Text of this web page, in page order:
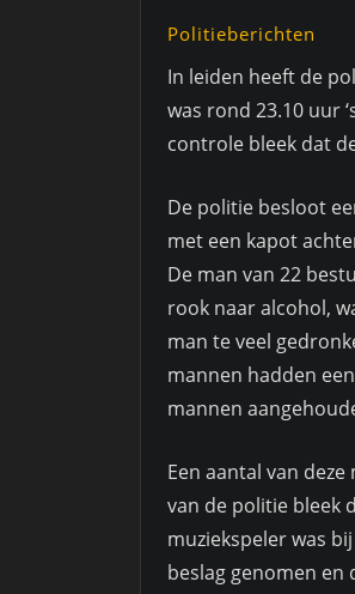
Politieberichten
In leiden heeft de
was rond 23.10 uur
controle bleek dat
De politie besloot
met een kapot
De man van 22
rook naar alcohol,
man te veel
mannen hadden
mannen
Een aantal van
van de politie bleek
muziekspeler was
beslag genomen en